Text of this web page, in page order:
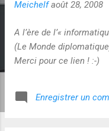
Meichelf août 28, 2008
A l’ère de l’«
(Le Monde
Merci pour ce lien ! :-)
Enregistrer un